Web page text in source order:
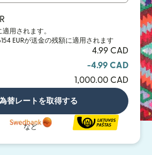
用されます。
EURが送金の残額に適用されます
4.99 CAD
-4.99 CAD
1,000.00 CAD
替レートを取得する
など